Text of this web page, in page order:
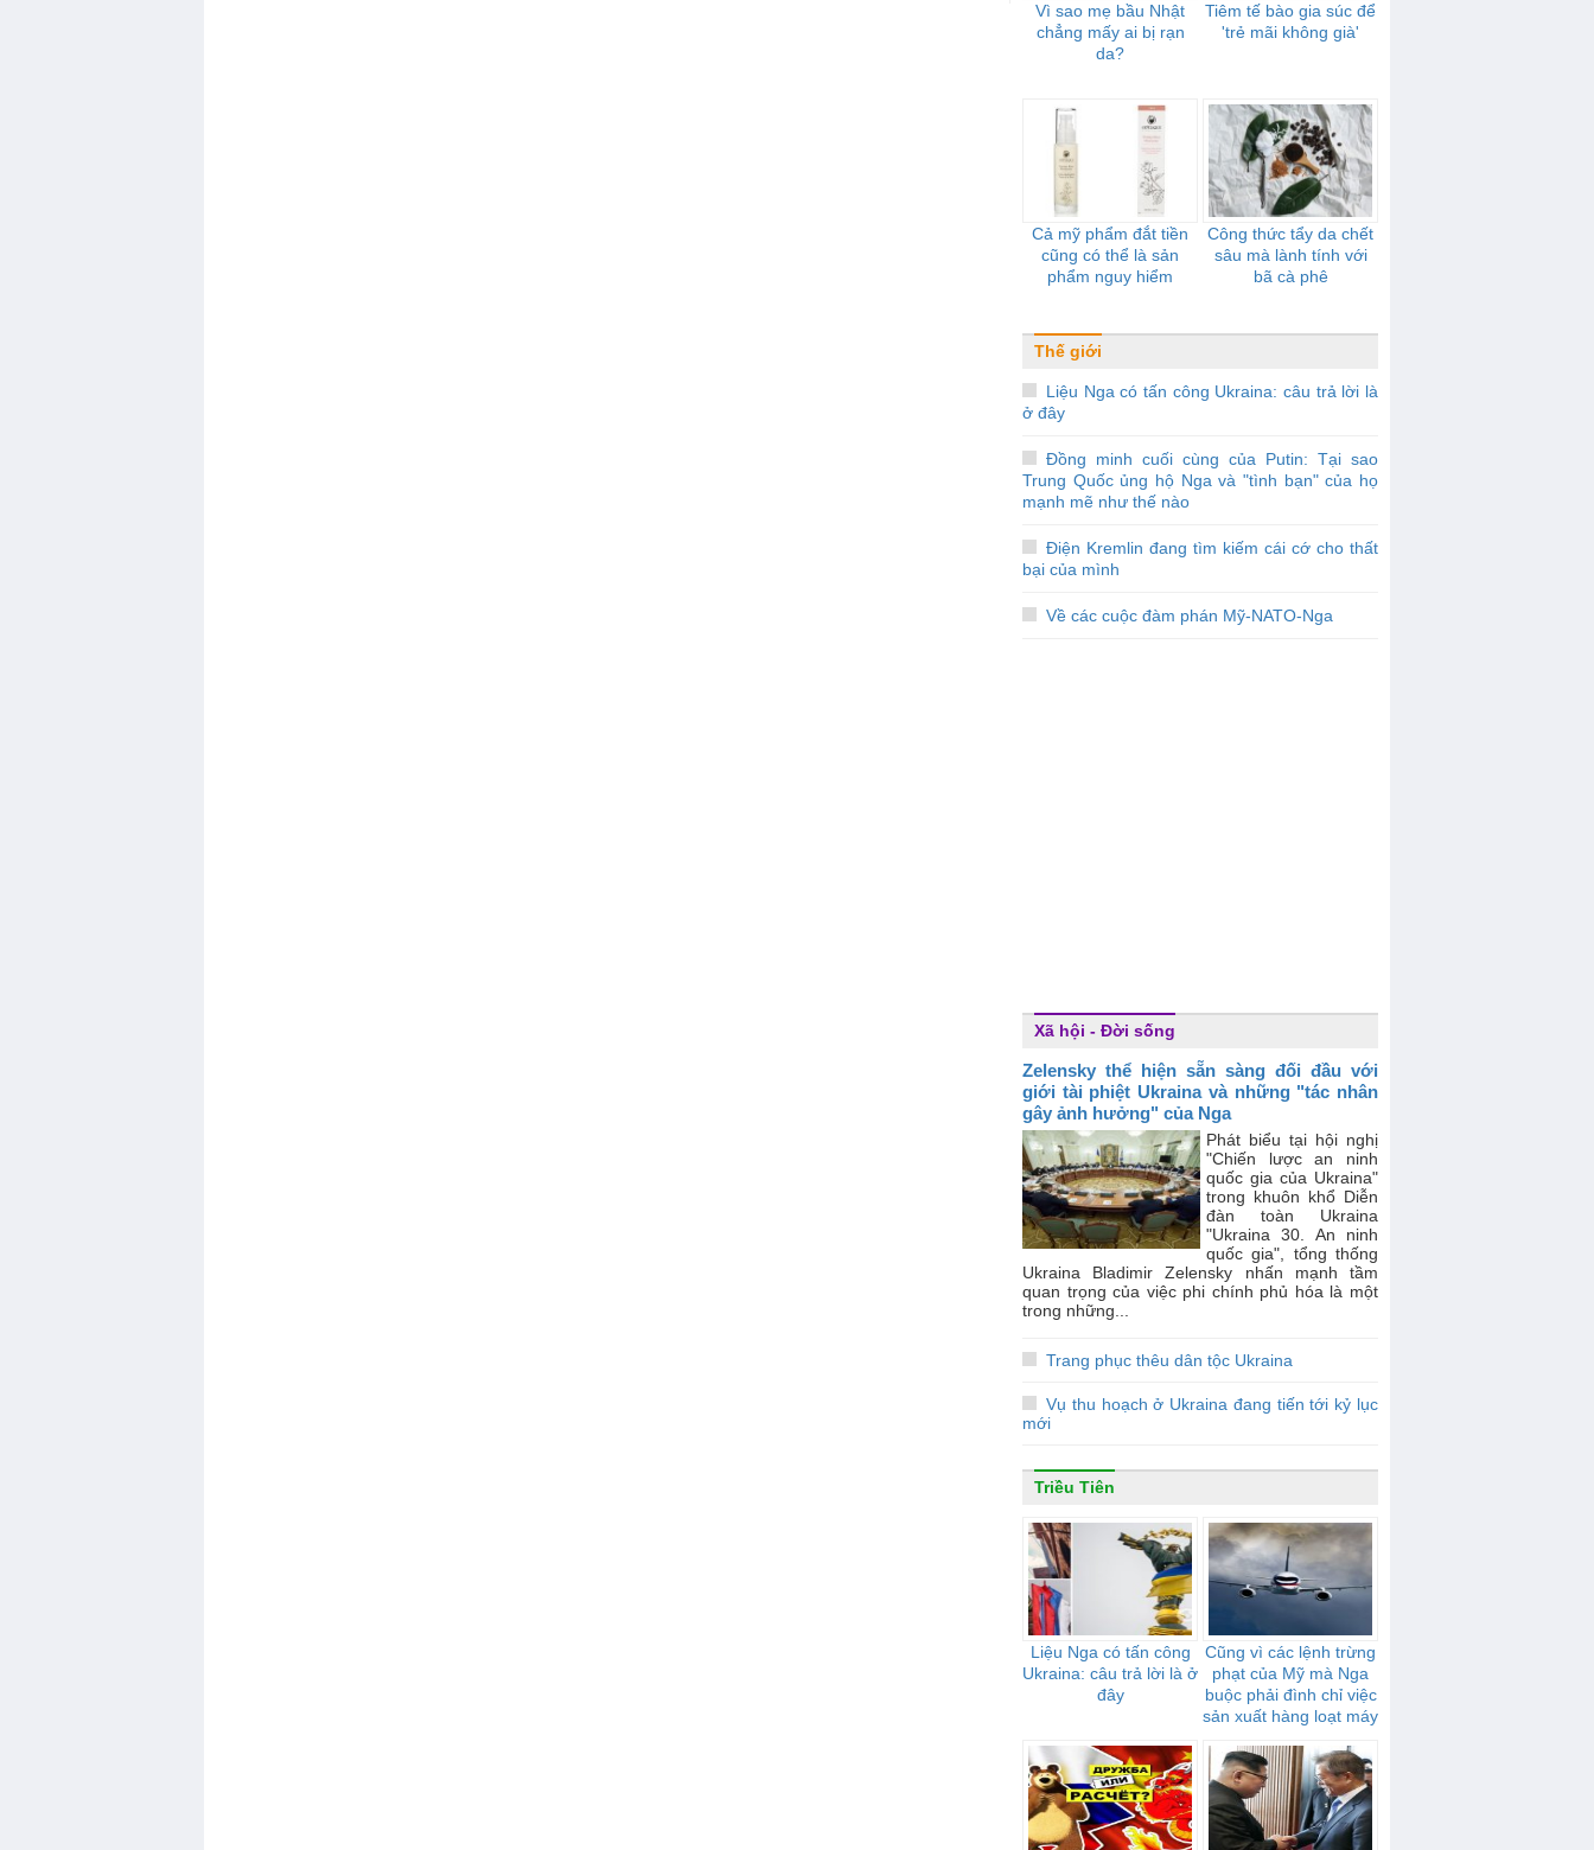
Vì sao mẹ bầu Nhật
chẳng mấy ai bị rạn
da?
Tiêm tế bào gia súc để
'trẻ mãi không già'
Cả mỹ phẩm đắt tiền
cũng có thể là sản
phẩm nguy hiểm
Công thức tẩy da chết
sâu mà lành tính với
bã cà phê
Thế giới
Liệu Nga có tấn công Ukraina: câu trả lời là
ở đây
Đồng minh cuối cùng của Putin: Tại sao
Trung Quốc ủng hộ Nga và "tình bạn" của họ
mạnh mẽ như thế nào
Điện Kremlin đang tìm kiếm cái cớ cho thất
bại của mình
Về các cuộc đàm phán Mỹ-NATO-Nga
Xã hội - Đời sống
Zelensky thể hiện sẵn sàng đối đầu với
giới tài phiệt Ukraina và những "tác nhân
gây ảnh hưởng" của Nga
Phát biểu tại hội nghị
"Chiến lược an ninh
quốc gia của Ukraina"
trong khuôn khổ Diễn
đàn toàn Ukraina
"Ukraina 30. An ninh
quốc gia", tổng thống
Ukraina Bladimir Zelensky nhấn mạnh tầm
quan trọng của việc phi chính phủ hóa là một
trong những...
Trang phục thêu dân tộc Ukraina
Vụ thu hoạch ở Ukraina đang tiến tới kỷ lục
mới
Triều Tiên
Liệu Nga có tấn công
Ukraina: câu trả lời là ở
đây
Cũng vì các lệnh trừng
phạt của Mỹ mà Nga
buộc phải đình chỉ việc
sản xuất hàng loạt máy
cạnh tranh với Boeing